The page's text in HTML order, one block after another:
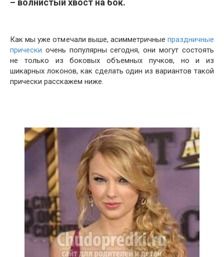
– волнистый хвост на бок.
Как мы уже отмечали выше, асимметричные праздничные
прически очень популярны сегодня, они могут состоять
не только из боковых объемных пучков, но и из
шикарных локонов, как сделать один из вариантов такой
прически расскажем ниже.